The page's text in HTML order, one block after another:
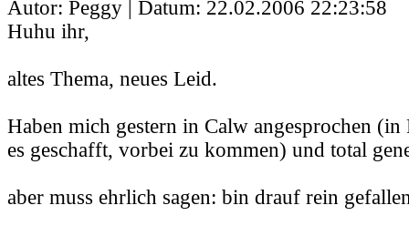
Autor: Peggy | Datum: 22.02.2006 22:23:58
Huhu ihr,
altes Thema, neues Leid.
Haben mich gestern in Calw angesprochen
es geschafft, vorbei zu kommen) und total
aber muss ehrlich sagen: bin drauf rein